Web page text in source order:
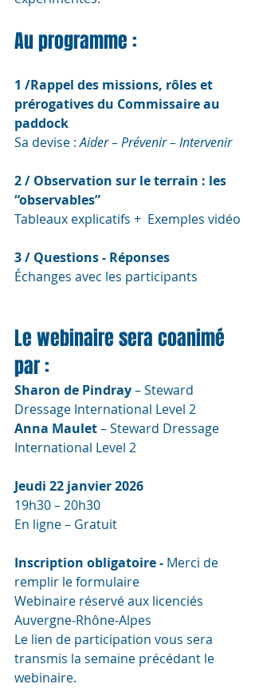
Au programme :
1 /Rappel des missions, rôles et
prérogatives du Commissaire au
paddock
Sa devise : Aider – Prévenir – Intervenir
2 / Observation sur le terrain : les
“observables”
Tableaux explicatifs +  Exemples vidéo
3 / Questions - Réponses
Échanges avec les participants
Le webinaire sera coanimé
par :
Sharon de Pindray – Steward
Dressage International Level 2
Anna Maulet – Steward Dressage
International Level 2
Jeudi 22 janvier 2026
19h30 – 20h30
En ligne – Gratuit
Inscription obligatoire - Merci de
remplir le formulaire
Webinaire réservé aux licenciés
Auvergne-Rhône-Alpes
Le lien de participation vous sera
transmis la semaine précédant le
webinaire.